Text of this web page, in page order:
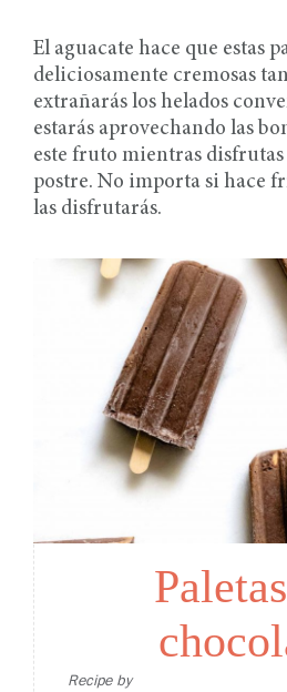
El aguacate hace que estas
deliciosamente cremosas
extrañarás los helados
estarás aprovechando las
este fruto mientras
postre. No importa si hace
las disfrutarás.
Recipe by